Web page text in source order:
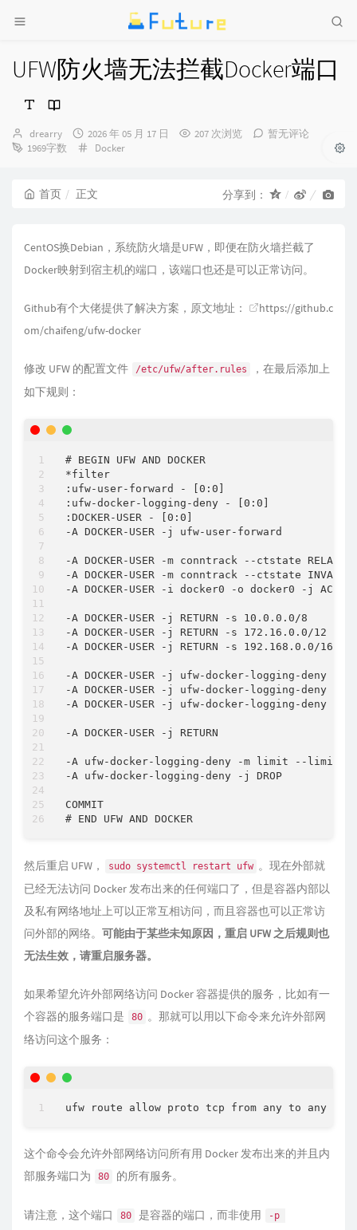
UFW防火墙无法拦截Docker端口
博
主：
drearry
发
布
2026 年 05 月 17 日 207 次浏览
暂无评论
1969字数
分
Docker
首页 正文 分享到：
CentOS换Debian，系统防火墙是UFW，即便在防火墙拦截了
Docker映射到宿主机的端口，该端口也还是可以正常访问。
Github有个大佬提供了解决方案，原文地址：
https://github.c
om/chaifeng/ufw-docker
修改 UFW 的配置文件 /etc/ufw/after.rules
，在最后添加上
如下规则：
# BEGIN UFW AND DOCKER
*filter
:ufw-user-forward - [0:0]
:ufw-docker-logging-deny - [0:0]
:DOCKER-USER - [0:0]
-A DOCKER-USER -j ufw-user-forward
-A DOCKER-USER -m conntrack --ctstate
-A DOCKER-USER -m conntrack --ctstate INVALID
-A DOCKER-USER -i docker0 -o docker0 -j
-A DOCKER-USER -j RETURN -s 10.0.0.0/8
-A DOCKER-USER -j RETURN -s 172.16.0.0/12
-A DOCKER-USER -j RETURN -s 192.168.0.0/16
-A DOCKER-USER -j ufw-docker-logging-deny
-A DOCKER-USER -j ufw-docker-logging-deny
-A DOCKER-USER -j ufw-docker-logging-deny -
-A DOCKER-USER -j RETURN
-A ufw-docker-logging-deny -m limit --limit 3/
-A ufw-docker-logging-deny -j DROP
COMMIT
然后重启 UFW， sudo systemctl restart ufw 。现在外部就
已经无法访问 Docker 发布出来的任何端口了，但是容器内部以
及私有网络地址上可以正常互相访问，而且容器也可以正常访
问外部的网络。 可能由于某些未知原因，重启 UFW 之后规则也
无法生效，请重启服务器。
如果希望允许外部网络访问 Docker 容器提供的服务，比如有一
个容器的服务端口是
80 。那就可以用以下命令来允许外部网
络访问这个服务：
这个命令会允许外部网络访问所有用 Docker 发布出来的并且内
部服务端口为
80 的所有服务。
请注意，这个端口 80 是容器的端口，而非使用 -p